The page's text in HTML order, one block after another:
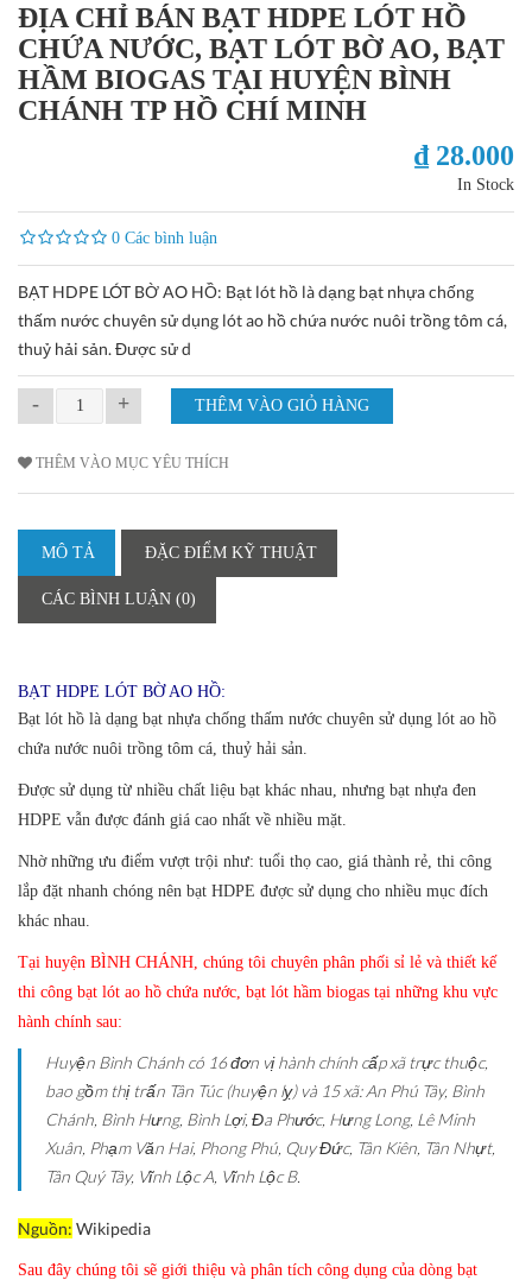
ĐỊA CHỈ BÁN BẠT HDPE LÓT HỒ
CHỨA NƯỚC, BẠT LÓT BỜ AO, BẠT
HẦM BIOGAS TẠI HUYỆN BÌNH
CHÁNH TP HỒ CHÍ MINH
₫ 28.000
In Stock
0 Các bình luận
BẠT HDPE LÓT BỜ AO HỒ: Bạt lót hồ là dạng bạt nhựa chống
thấm nước chuyên sử dụng lót ao hồ chứa nước nuôi trồng tôm cá,
thuỷ hải sản. Được sử d
- +
THÊM VÀO MỤC YÊU THÍCH
MÔ TẢ ĐẶC ĐIỂM KỸ THUẬT
CÁC BÌNH LUẬN (0)
BẠT HDPE LÓT BỜ AO HỒ:
Bạt lót hồ là dạng bạt nhựa chống thấm nước chuyên sử dụng lót ao hồ
chứa nước nuôi trồng tôm cá, thuỷ hải sản.
Được sử dụng từ nhiều chất liệu bạt khác nhau, nhưng bạt nhựa đen
HDPE vẫn được đánh giá cao nhất về nhiều mặt.
Nhờ những ưu điểm vượt trội như: tuổi thọ cao, giá thành rẻ, thi công
lắp đặt nhanh chóng nên bạt HDPE được sử dụng cho nhiều mục đích
khác nhau.
Tại huyện BÌNH CHÁNH, chúng tôi chuyên phân phối sỉ lẻ và thiết kế
thi công bạt lót ao hồ chứa nước, bạt lót hầm biogas tại những khu vực
hành chính sau:
Huyện Bình Chánh có 16 đơn vị hành chính cấp xã trực thuộc,
bao gồm thị trấn Tân Túc (huyện lỵ) và 15 xã: An Phú Tây, Bình
Chánh, Bình Hưng, Bình Lợi, Đa Phước, Hưng Long, Lê Minh
Xuân, Phạm Văn Hai, Phong Phú, Quy Đức, Tân Kiên, Tân Nhựt,
Tân Quý Tây, Vĩnh Lộc A, Vĩnh Lộc B.
Nguồn: Wikipedia
Sau đây chúng tôi sẽ giới thiệu và phân tích công dụng của dòng bạt